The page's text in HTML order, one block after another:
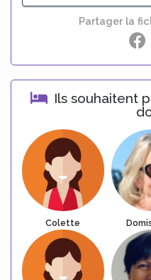
Partager la
Ils souhaitent
Colette